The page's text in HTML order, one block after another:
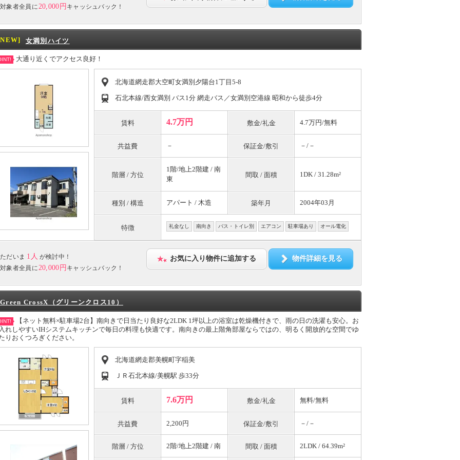
対象者全員に 20,000円 キャッシュバック！
女満別ハイツ
大通り近くでアクセス良好！
北海道網走郡大空町女満別夕陽台1丁目5-8
石北本線/西女満別 バス1分 網走バス／女満別空港線 昭和から徒歩4分
賃料 4.7万円 敷金/礼金 4.7万円/無料
共益費 － 保証金/敷引 －/－
階層 / 方位
1階/地上2階建 / 南
東
間取 / 面積 1DK / 31.28m²
種別 / 構造 アパート / 木造 築年月 2004年03月
特徴 礼金なし 南向き バス・トイレ別 エアコン 駐車場あり オール電化
ただいま 1人 が検討中！
対象者全員に20,000円 キャッシュバック！
お気に入り物件に追加する 物件詳細を見る
Green CrossX（グリーンクロス10）
【ネット無料×駐車場2台】南向きで日当たり良好な2LDK 1坪以上の浴室は乾燥機付きで、雨の日の洗濯も安心。お
れしやすいIHシステムキッチンで毎日の料理も快適です。南向きの最上階角部屋ならではの、明るく開放的な空間でゆ
りおくつろぎください。
北海道網走郡美幌町字稲美
ＪＲ石北本線/美幌駅 歩33分
賃料 7.6万円 敷金/礼金 無料/無料
共益費 2,200円 保証金/敷引 －/－
階層 / 方位 2階/地上2階建 / 南 間取 / 面積 2LDK / 64.39m²